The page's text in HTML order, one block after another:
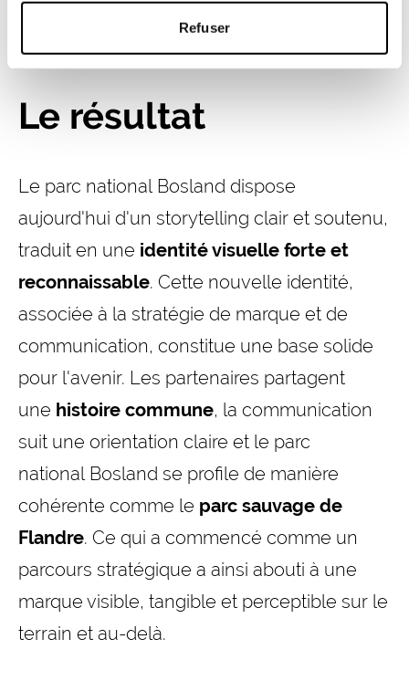
Refuser
Le résultat
Le parc national Bosland dispose
aujourd'hui d'un storytelling clair et soutenu,
traduit en une identité visuelle forte et
reconnaissable. Cette nouvelle identité,
associée à la stratégie de marque et de
communication, constitue une base solide
pour l'avenir. Les partenaires partagent
une histoire commune, la communication
suit une orientation claire et le parc
national Bosland se profile de manière
cohérente comme le parc sauvage de
Flandre. Ce qui a commencé comme un
parcours stratégique a ainsi abouti à une
marque visible, tangible et perceptible sur le
terrain et au-delà.